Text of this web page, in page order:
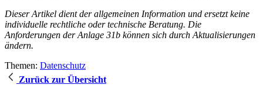
Dieser Artikel dient der allgemeinen Information und ersetzt keine
individuelle rechtliche oder technische Beratung. Die
Anforderungen der Anlage 31b können sich durch Aktualisierungen
ändern.
Themen: Datenschutz
Zurück zur Übersicht